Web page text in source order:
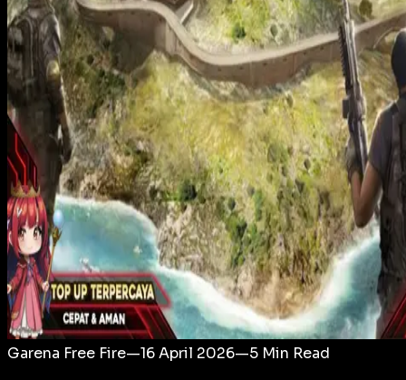
Login
Garena Free Fire—16 April 2026—5 Min Read